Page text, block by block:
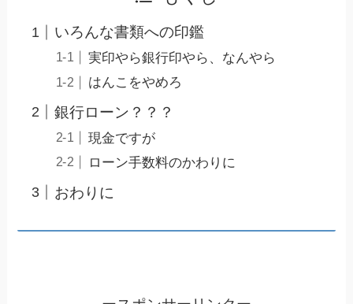
いろんな書類への印鑑
実印やら銀行印やら、なんやら
はんこをやめろ
銀行ローン？？？
現金ですが
ローン手数料のかわりに
おわりに